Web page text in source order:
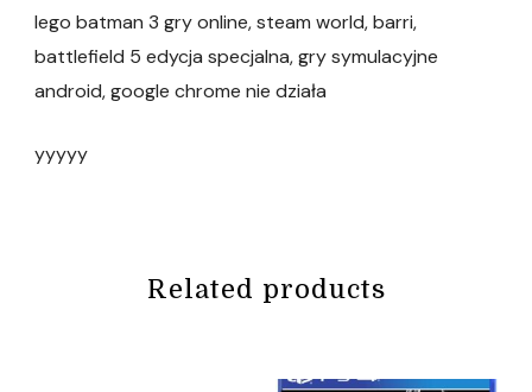
lego batman 3 gry online, steam world, barri,
battlefield 5 edycja specjalna, gry symulacyjne
android, google chrome nie działa
yyyyy
Related products